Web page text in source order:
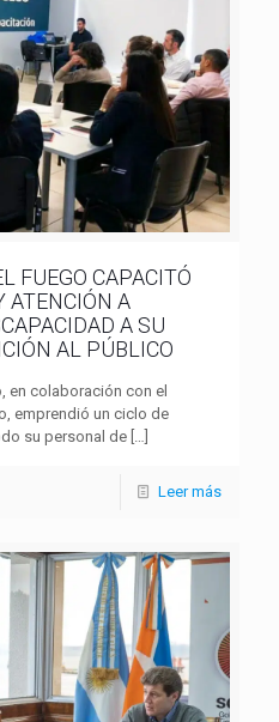
FUEGO CAPACITÓ
ATENCIÓN A
A SU
AL PÚBLICO
en colaboración con el
emprendió un ciclo de
su personal de […]
Leer más